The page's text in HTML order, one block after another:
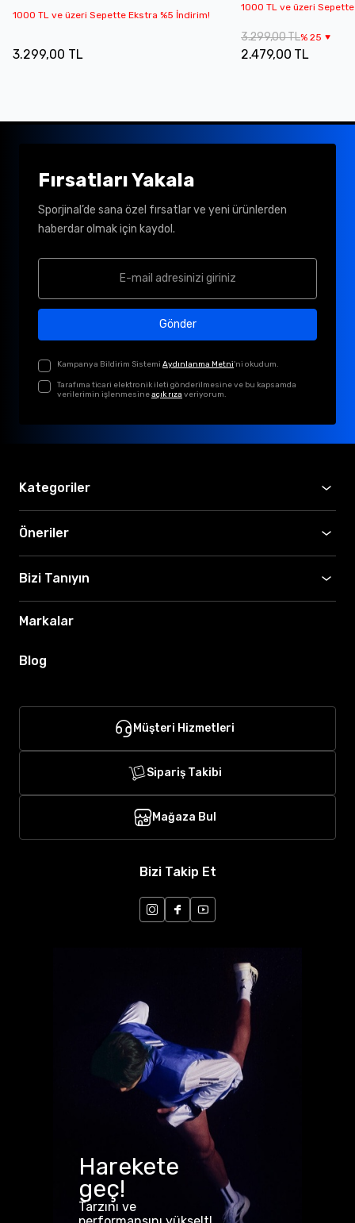
1000 TL ve üzeri Sepette Ekstra %5 İndirim!
3.299,00 TL
1000 TL ve üzeri
3.299,00 TL% 25
2.479,00 TL
Fırsatları Yakala
Sporjinal’de sana özel fırsatlar ve yeni ürünlerden
haberdar olmak için kaydol.
Gönder
Kampanya Bildirim Sistemi Aydınlanma Metni'ni okudum.
Tarafıma ticari elektronik ileti gönderilmesine ve bu kapsamda
verilerimin işlenmesineaçık rıza veriyorum.
Kategoriler
Öneriler
Bizi Tanıyın
Markalar
Blog
Müşteri Hizmetleri
Sipariş Takibi
Mağaza Bul
Bizi Takip Et
Harekete
geç!
Tarzını ve